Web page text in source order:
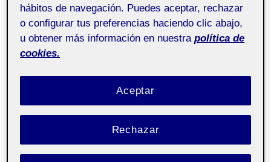
Fabricación digital Pública
hábitos de navegación. Puedes aceptar, rechazar
o configurar tus preferencias haciendo clic abajo,
u obtener más información en nuestra política de
cookies.
Rechazar
Aceptar